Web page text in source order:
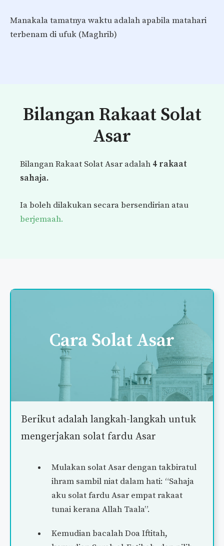
Manakala tamatnya waktu adalah apabila matahari
terbenam di ufuk (Maghrib)
Bilangan Rakaat Solat
Asar
Bilangan Rakaat Solat Asar adalah 4 rakaat
sahaja.
Ia boleh dilakukan secara bersendirian atau
berjemaah.
Cara Solat Asar
Berikut adalah langkah-langkah untuk
mengerjakan solat fardu Asar
Mulakan solat Asar dengan takbiratul
ihram sambil niat dalam hati: “Sahaja
aku solat fardu Asar empat rakaat
tunai kerana Allah Taala”.
Kemudian bacalah Doa Iftitah,